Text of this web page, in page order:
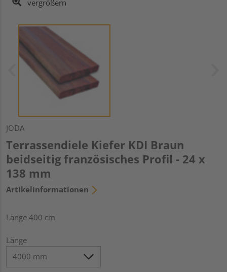
vergrößern
JODA
Terrassendiele Kiefer KDI Braun
beidseitig französisches Profil - 24 x
138 mm
Artikelinformationen
Länge 400 cm
Länge